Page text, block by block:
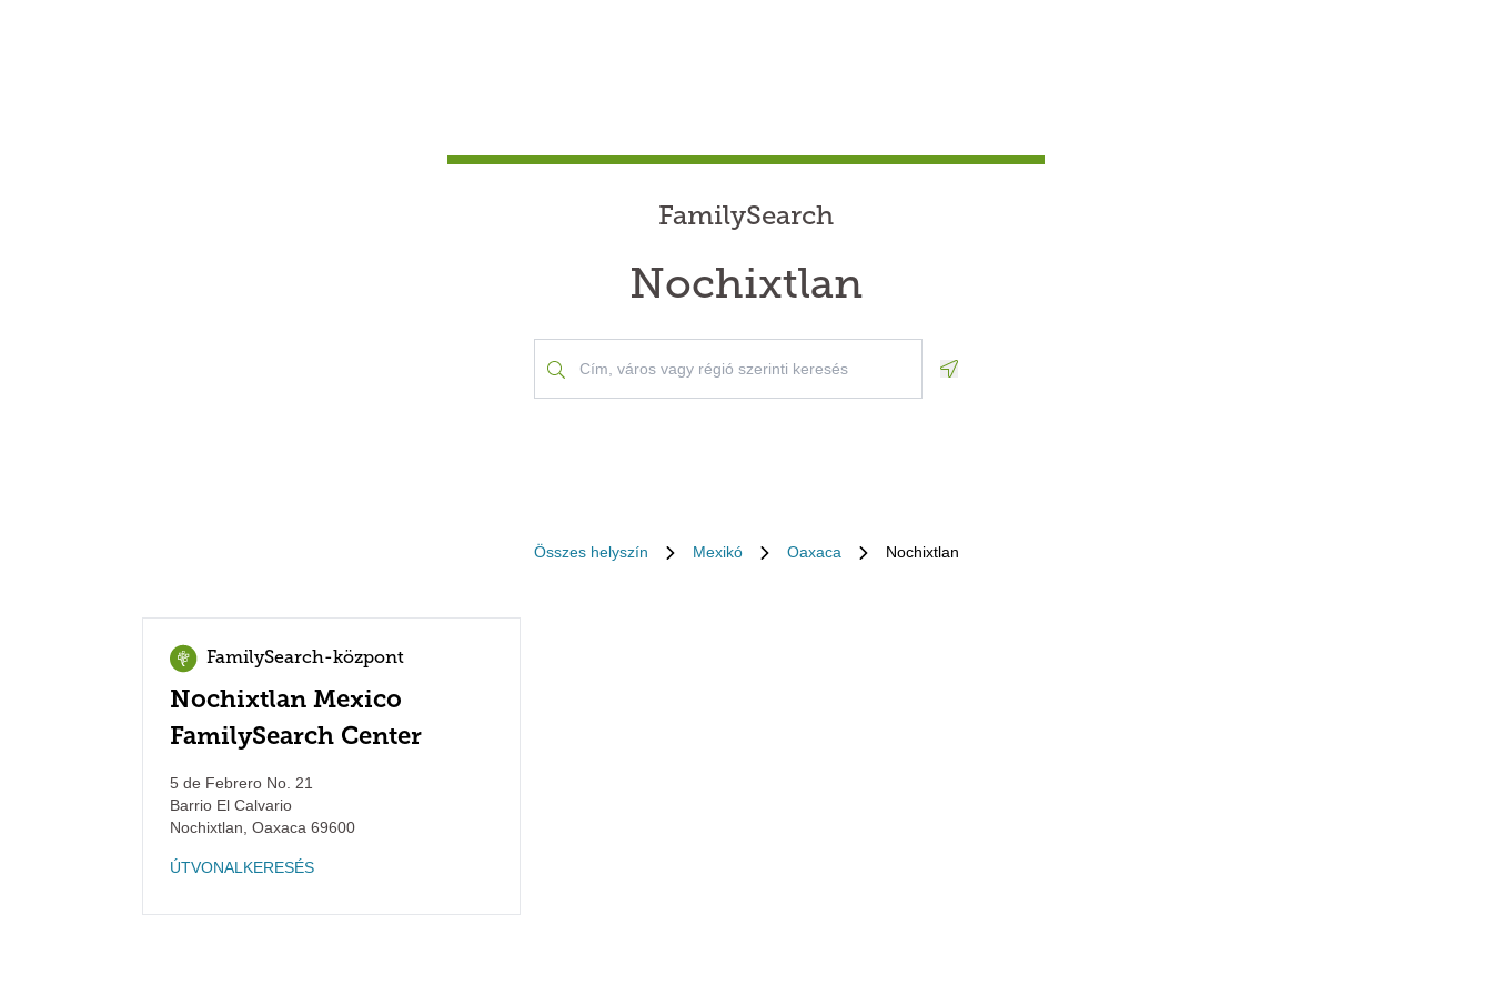
FamilySearch
Nochixtlan
Összes helyszín Mexikó Oaxaca Nochixtlan
FamilySearch-központ
Nochixtlan Mexico
FamilySearch Center
5 de Febrero No. 21
Barrio El Calvario
Nochixtlan Oaxaca 69600
ÚTVONALKERESÉS